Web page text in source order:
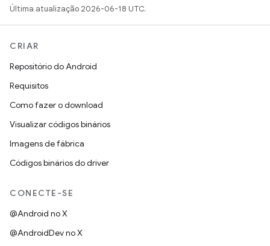
Última atualização 2026-06-18 UTC.
CRIAR
Repositório do Android
Requisitos
Como fazer o download
Visualizar códigos binários
Imagens de fábrica
Códigos binários do driver
CONECTE-SE
@Android no X
@AndroidDev no X